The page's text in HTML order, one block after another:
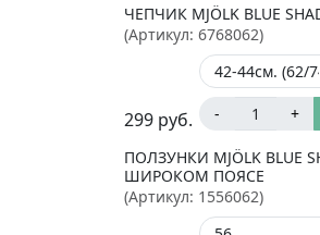
ЧЕПЧИК MJÖLK BLUE
(Артикул: 6768062)
299 руб. - +
ПОЛЗУНКИ MJÖLK BLUE
ШИРОКОМ ПОЯСЕ
(Артикул: 1556062)